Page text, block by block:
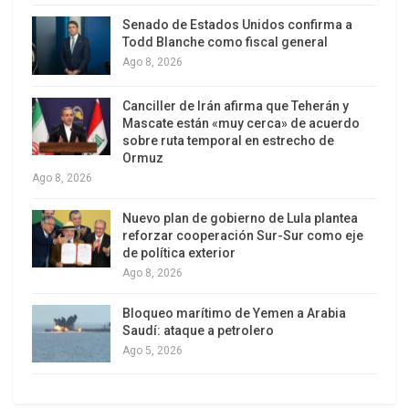
Ahora bien, la estrategia seguida tenía como
levantamiento social y, a su vez, una insurgencia
daños causados por estos intentos han sido
Senado de Estados Unidos confirma a
Todd Blanche como fiscal general
Ago 8, 2026
Canciller de Irán afirma que Teherán y
Mascate están «muy cerca» de acuerdo
sobre ruta temporal en estrecho de
Ormuz
Ago 8, 2026
Nuevo plan de gobierno de Lula plantea
reforzar cooperación Sur-Sur como eje
de política exterior
Ago 8, 2026
Bloqueo marítimo de Yemen a Arabia
Saudí: ataque a petrolero
Ago 5, 2026